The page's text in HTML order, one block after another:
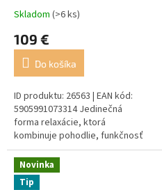
Skladom (>6 ks)
109 €
Do košíka
ID produktu: 26563 | EAN kód:
5905991073314 Jedinečná
forma relaxácie, ktorá
kombinuje pohodlie, funkčnosť
a moderný štýl. Sivá záhradná
hojdačka je produkt vytvorený
pre...
Novinka
Tip